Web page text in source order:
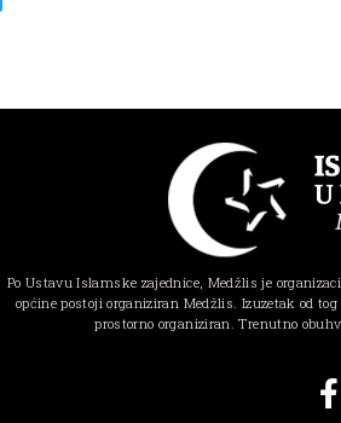
Po Ustavu Islamske zajednice, Medžlis je
općine postoji organiziran Medžlis. Izuzetak od
prostorno organiziran. Trenutno